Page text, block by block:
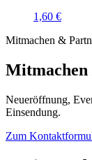
1,60 €
Mitmachen &
Neueröffnung,
Einsendung.
Zum